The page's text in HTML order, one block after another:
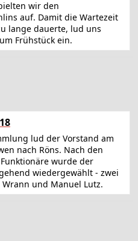
wir den
auf. Damit die Wartezeit
lange dauerte, lud uns
Frühstück ein.
lud der Vorstand am
nach Röns. Nach den
wurde der
wiedergewählt - zwei
und Manuel Lutz.